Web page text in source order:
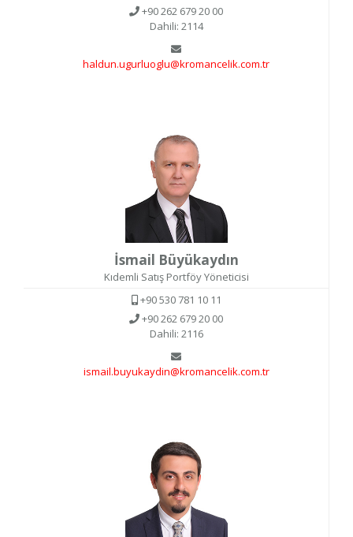
+90 262 679 20 00
Dahili: 2114
haldun.ugurluoglu@kromancelik.com.tr
İsmail Büyükaydın
Kıdemli Satış Portföy Yöneticisi
+90 530 781 10 11
+90 262 679 20 00
Dahili: 2116
ismail.buyukaydin@kromancelik.com.tr